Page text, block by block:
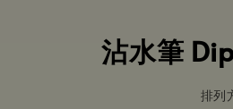
沾水筆
排列